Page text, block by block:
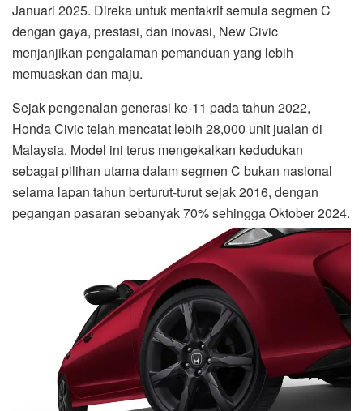
Januari 2025. Direka untuk mentakrif semula segmen C
dengan gaya, prestasi, dan inovasi, New Civic
menjanjikan pengalaman pemanduan yang lebih
memuaskan dan maju.
Sejak pengenalan generasi ke-11 pada tahun 2022,
Honda Civic telah mencatat lebih 28,000 unit jualan di
Malaysia. Model ini terus mengekalkan kedudukan
sebagai pilihan utama dalam segmen C bukan nasional
selama lapan tahun berturut-turut sejak 2016, dengan
pegangan pasaran sebanyak 70% sehingga Oktober 2024.